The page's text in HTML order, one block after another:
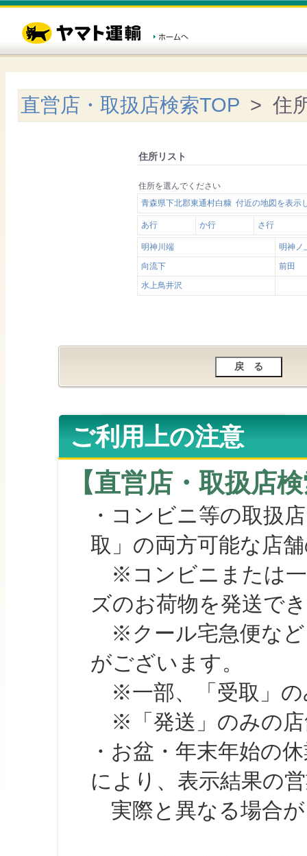
直営店・取扱店検索TOP > 住
住所リスト
住所を選んでください
青森県下北郡東通村白糠 付近の地図を表示
あ行 か行 さ行
明神川端
明神ノ
向流下
前田
水上鳥井沢
ご利用上の注意
【直営店・取扱店
・コンビニ等の取扱
取」の両方可能な店
※コンビニまたは一
ズのお荷物を発送で
※クール宅急便など
がございます。
※一部、「受取」の
※「発送」のみの店
・お盆・年末年始の
により、表示結果の
実際と異なる場合が